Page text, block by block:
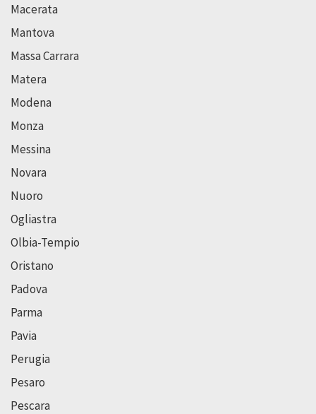
Macerata
Mantova
Massa Carrara
Matera
Modena
Monza
Messina
Novara
Nuoro
Ogliastra
Olbia-Tempio
Oristano
Padova
Parma
Pavia
Perugia
Pesaro
Pescara